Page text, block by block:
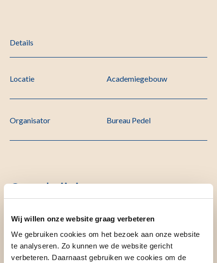
Wij willen onze website graag verbeteren
We gebruiken cookies om het bezoek aan onze website
te analyseren. Zo kunnen we de website gericht
verbeteren. Daarnaast gebruiken we cookies om de
Details
Locatie Academiegebouw
Organisator Bureau Pedel
Omschrijving
Titel
Clearing the haze: investigating the clinical pharmacology